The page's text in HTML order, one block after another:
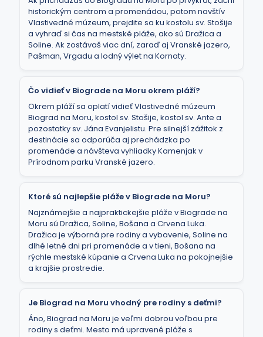
historickým centrom a promenádou, potom navštív
Vlastivedné múzeum, prejdite sa ku kostolu sv. Stošije
a vyhraď si čas na mestské pláže, ako sú Dražica a
Soline. Ak zostávaš viac dní, zaraď aj Vranské jazero,
Pašman, Vrgadu a lodný výlet na Kornaty.
Čo vidieť v Biograde na Moru okrem pláží?
Okrem pláží sa oplatí vidieť Vlastivedné múzeum
Biograd na Moru, kostol sv. Stošije, kostol sv. Ante a
pozostatky sv. Jána Evanjelistu. Pre silnejší zážitok z
destinácie sa odporúča aj prechádzka po
promenáde a návšteva vyhliadky Kamenjak v
Prírodnom parku Vranské jazero.
Ktoré sú najlepšie pláže v Biograde na Moru?
Najznámejšie a najpraktickejšie pláže v Biograde na
Moru sú Dražica, Soline, Bošana a Crvena Luka.
Dražica je výborná pre rodiny a vybavenie, Soline na
dlhé letné dni pri promenáde a v tieni, Bošana na
rýchle mestské kúpanie a Crvena Luka na pokojnejšie
a krajšie prostredie.
Je Biograd na Moru vhodný pre rodiny s deťmi?
Áno, Biograd na Moru je veľmi dobrou voľbou pre
rodiny s deťmi. Mesto má upravené pláže s